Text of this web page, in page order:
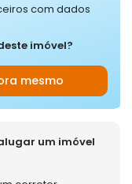
com dados
imóvel?
mesmo
um imóvel